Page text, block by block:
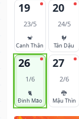
19
23/5
🐒
Canh Thân
20
24/5
🐓
Tân Dậu
26
1/6
🐈
Đinh Mão
27
2/6
🐉
Mậu Thìn